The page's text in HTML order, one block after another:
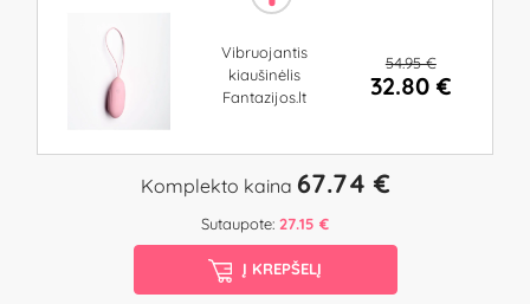
Vibruojantis
kiaušinėlis
Fantazijos.lt
54.95 €
32.80 €
Komplekto kaina 67.74 €
Sutaupote: 27.15 €
Į KREPŠELĮ